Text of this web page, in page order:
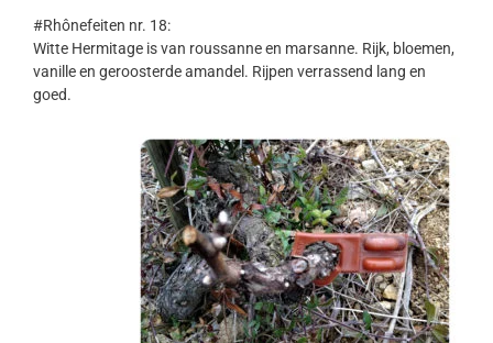
#Rhônefeiten nr. 18:
Witte Hermitage is van roussanne en marsanne. Rijk, bloemen,
vanille en geroosterde amandel. Rijpen verrassend lang en
goed.